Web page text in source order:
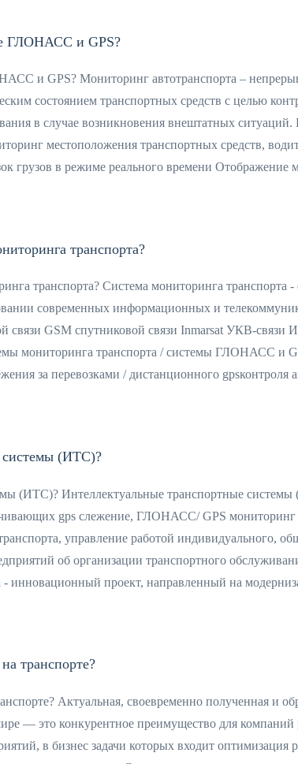
ГЛОНАСС и GPS?
и GPS? Мониторинг автотранспорта –
состоянием транспортных средств с целью
в случае возникновения внештатных
местоположения транспортных средств,
грузов в режиме реального времени Отображение
транспорта?
транспорта? Система мониторинга транспорта
современных информационных и
GSM спутниковой связи Inmarsat УКВ-связи
мониторинга транспорта / системы ГЛОНАСС и
за перевозками / дистанционного gpsконтроля
системы (ИТС)?
(ИТС)? Интеллектуальные транспортные
gps слежение, ГЛОНАСС/ GPS мониторинг
управление работой индивидуального,
об организации транспортного
- инновационный проект, направленный на
транспорте?
Актуальная, своевременно полученная и
— это конкурентное преимущество для компаний
в бизнес задачи которых входит оптимизация